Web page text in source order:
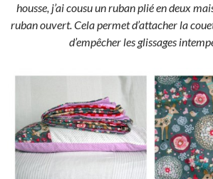
housse, j’ai cousu un ruban plié en deux
ruban ouvert. Cela permet d’attacher la
d’empêcher les glissages